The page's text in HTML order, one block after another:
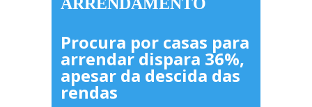
Procura por casas para
arrendar dispara 36%,
apesar da descida das
rendas